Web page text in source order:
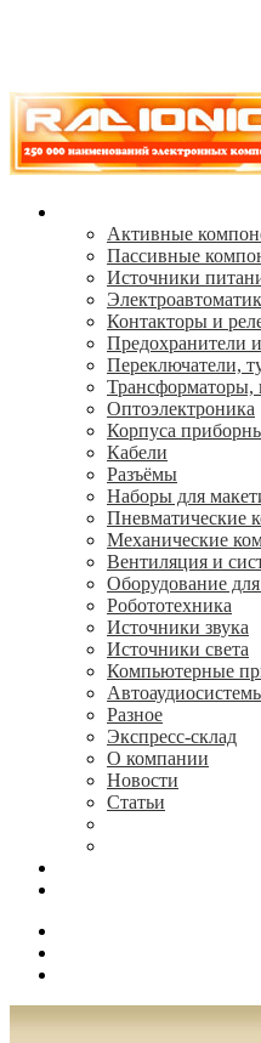
Активные
Пассивные
Источники
Контакторы и
Предохранители
Переключатели,
Трансформаторы,
Oптоэлектроника
Корпуса
Кабели
Разъёмы
Наборы для
Пневматические
Механические
Вентиляция и
Оборудование
Робототехника
Источники звука
Источники света
Компьютерные
Разное
Экспресс-склад
О компании
Новости
Статьи